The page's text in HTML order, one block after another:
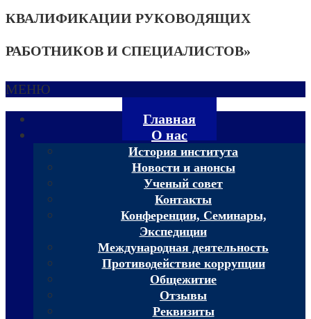
КВАЛИФИКАЦИИ РУКОВОДЯЩИХ
РАБОТНИКОВ И СПЕЦИАЛИСТОВ»
МЕНЮ
Главная
О нас
История института
Новости и анонсы
Ученый совет
Контакты
Конференции, Семинары,
Экспедиции
Международная деятельность
Противодействие коррупции
Общежитие
Отзывы
Реквизиты